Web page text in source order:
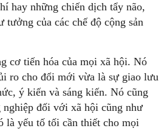
hay những chiến dịch tẩy não,
tưởng của các chế độ cộng sản
cơ tiến hóa của mọi xã hội. Nó
ro cho đổi mới vừa là sự giao lưu
ý kiến và sáng kiến. Nó cũng
đối với xã hội cũng như
là yếu tố tối cần thiết cho mọi